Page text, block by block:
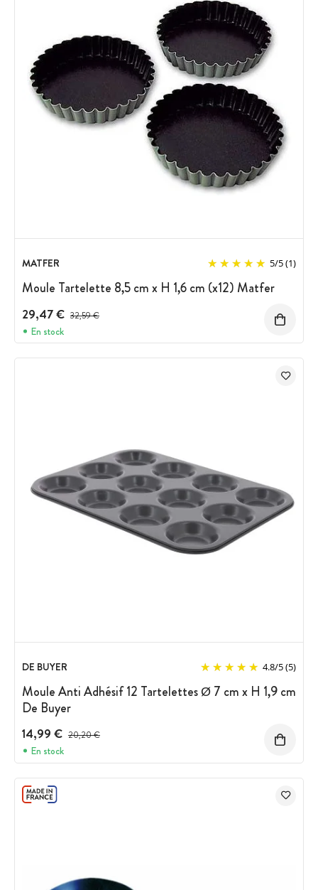
MATFER 5/5(1)
Moule Tartelette 8,5 cm x H 1,6 cm (x12) Matfer
29,47 € Prix avant réduction :
32,59 €
En stock
DE BUYER 4.8/5(5)
Moule Anti Adhésif 12 Tartelettes Ø 7 cm x H 1,9 cm
De Buyer
14,99 € Prix avant réduction :
20,20 €
En stock